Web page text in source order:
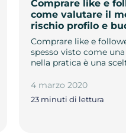
Comprare like e
come valutare il
rischio profilo e
Comprare like e
spesso visto come
nella pratica è una
4 marzo 2020
23 minuti di lettura